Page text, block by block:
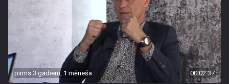
pirms 3 gadiem, 1 mēneša 00:02:37